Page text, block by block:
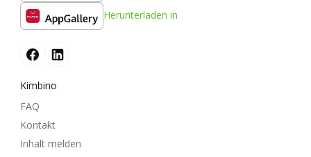
Herunterladen in
Kimbino
FAQ
Kontakt
Inhalt melden